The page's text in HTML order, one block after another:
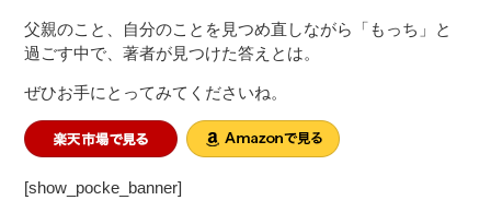
父親のこと、自分のことを見つめ直しながら「もっち」と
過ごす中で、著者が見つけた答えとは。
ぜひお手にとってみてくださいね。
[show_pocke_banner]